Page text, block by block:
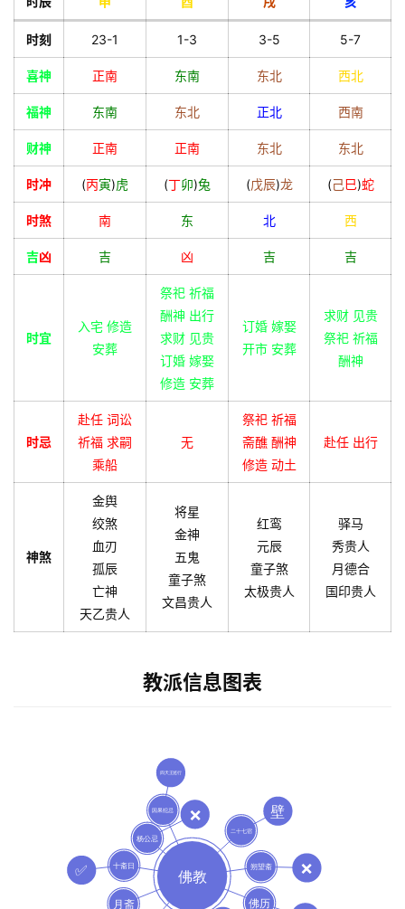
时刻 23-1 1-3 3-5 5-7
喜神 正南 东南 东北 西北
福神 东南 东北 正北 西南
财神 正南 正南 东北 东北
时冲 (丙寅)虎 (丁卯)兔 (戊辰)龙 (己巳)蛇
时煞 南 东 北 西
吉凶 吉 凶 吉 吉
时宜
入宅 修造
安葬
祭祀 祈福
酬神 出行
求财 见贵
订婚 嫁娶
修造 安葬
订婚 嫁娶
开市 安葬
求财 见贵
祭祀 祈福
酬神
时忌
赴任 词讼
祈福 求嗣
乘船
无
祭祀 祈福
斋醮 酬神
修造 动土
赴任 出行
神煞
金舆
绞煞
血刃
孤辰
亡神
天乙贵人
将星
金神
五鬼
童子煞
文昌贵人
红鸾
元辰
童子煞
太极贵人
驿马
秀贵人
月德合
国印贵人
教派信息图表